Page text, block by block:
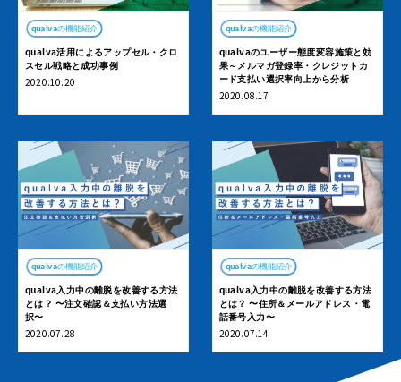
qualvaの機能紹介
qualva活用によるアップセル・クロ
スセル戦略と成功事例
2020.10.20
qualvaの機能紹介
qualvaのユーザー態度変容施策と効
果～メルマガ登録率・クレジットカ
ード支払い選択率向上から分析
2020.08.17
qualvaの機能紹介
qualva入力中の離脱を改善する方法
とは？ 〜注文確認＆支払い方法選
択〜
2020.07.28
qualvaの機能紹介
qualva入力中の離脱を改善する方法
とは？ 〜住所＆メールアドレス・電
話番号入力〜
2020.07.14